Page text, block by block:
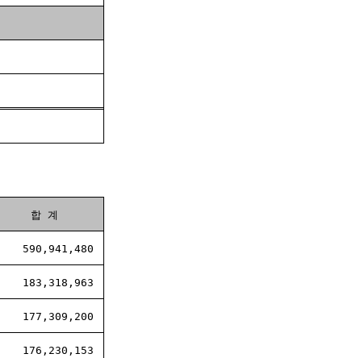
합 계
590,941,480
183,318,963
177,309,200
176,230,153